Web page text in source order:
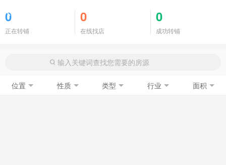
0
正在转铺
0
在线找店
0
成功转铺
位置 性质 类型 行业 面积